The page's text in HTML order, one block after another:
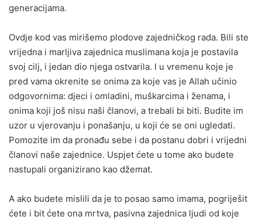
generacijama.
Ovdje kod vas mirišemo plodove zajedničkog rada. Bili ste
vrijedna i marljiva zajednica muslimana koja je postavila
svoj cilj, i jedan dio njega ostvarila. I u vremenu koje je
pred vama okrenite se onima za koje vas je Allah učinio
odgovornima: djeci i omladini, muškarcima i ženama, i
onima koji još nisu naši članovi, a trebali bi biti. Budite im
uzor u vjerovanju i ponašanju, u koji će se oni ugledati.
Pomozite im da pronađu sebe i da postanu dobri i vrijedni
članovi naše zajednice. Uspjet ćete u tome ako budete
nastupali organizirano kao džemat.
A ako budete mislili da je to posao samo imama, pogriješit
ćete i bit ćete ona mrtva, pasivna zajednica ljudi od koje